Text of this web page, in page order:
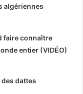
algériennes
faire connaître
entier (VIDÉO)
des dattes